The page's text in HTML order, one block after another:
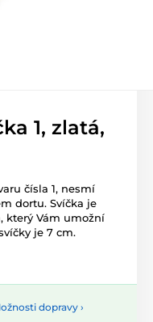
1, zlatá,
čísla 1, nesmí
dor­tu. Svíčka je
který Vám umožní
je 7 cm.
dopravy ›